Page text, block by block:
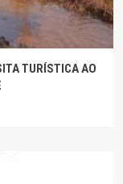
TURÍSTICA AO